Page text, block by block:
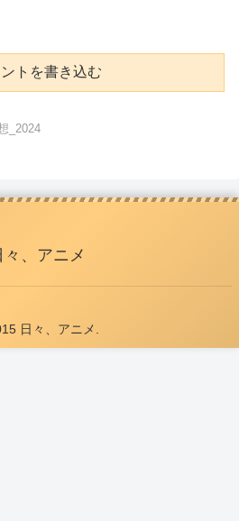
トを書き込む
_2024
々、アニメ
日々、アニメ.